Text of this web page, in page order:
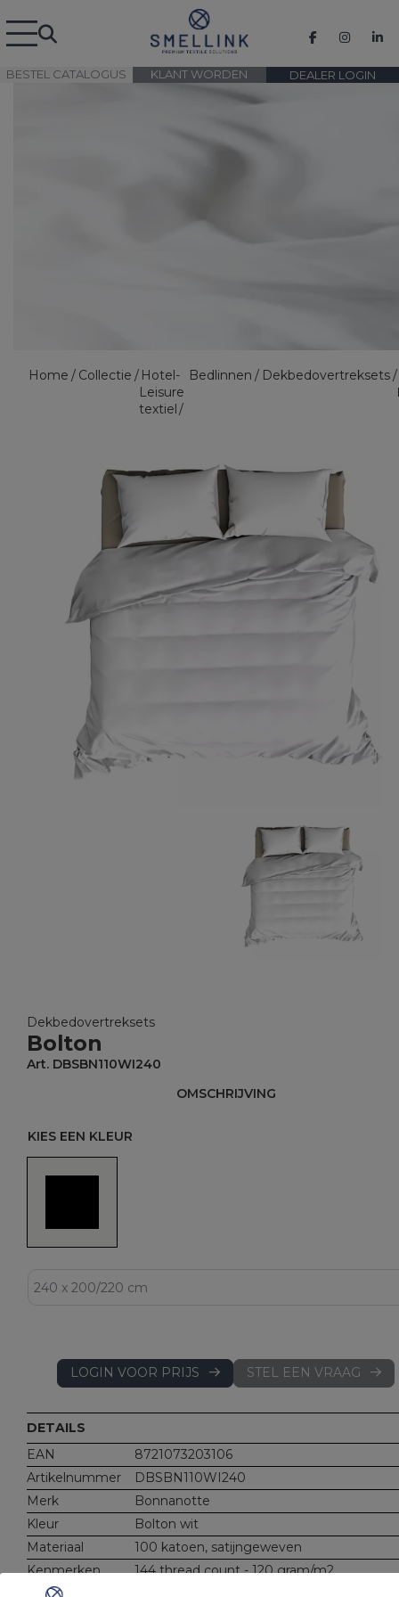
BESTEL CATALOGUS DEALER LOGIN
KLANT WORDEN
Home Collectie
Hotel-
Leisure
textiel
Bedlinnen
Dekbedovertreksets
Dekbedovertreksets
Bolton
Art. DBSBN110WI240
OMSCHRIJVING
KIES EEN KLEUR
LOGIN VOOR PRIJS STEL EEN VRAAG
DETAILS
EAN
8721073203106
Artikelnummer
DBSBN110WI240
Merk
Bonnanotte
Kleur
Bolton wit
Materiaal
100 katoen, satijngeweven
Kenmerken
144 thread count - 120 gram/m2